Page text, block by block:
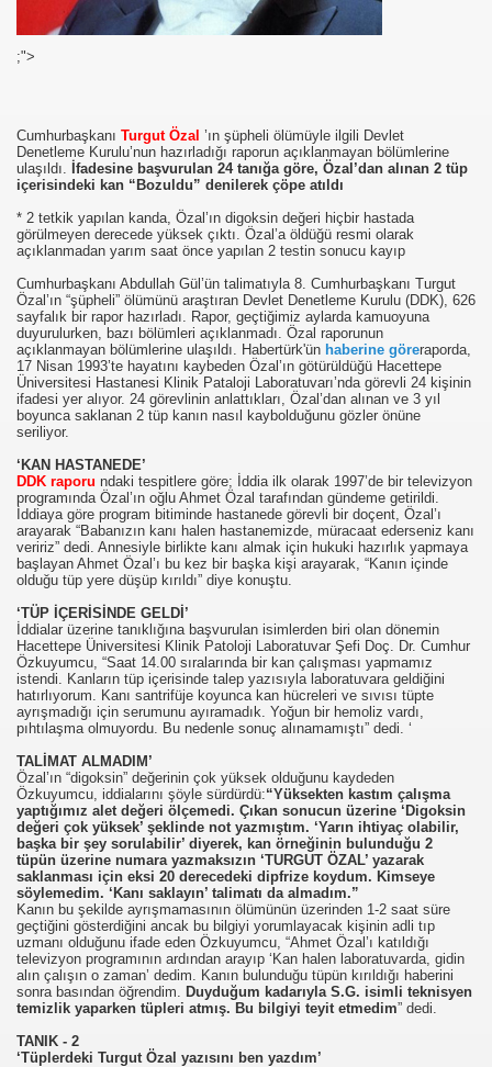
;">
Cumhurbaşkanı Turgut Özal ’ın şüpheli ölümüyle ilgili Devlet
Denetleme Kurulu’nun hazırladığı raporun açıklanmayan bölümlerine
ulaşıldı. İfadesine başvurulan 24 tanığa göre, Özal’dan alınan 2 tüp
içerisindeki kan “Bozuldu” denilerek çöpe atıldı
* 2 tetkik yapılan kanda, Özal’ın digoksin değeri hiçbir hastada
görülmeyen derecede yüksek çıktı. Özal’a öldüğü resmi olarak
açıklanmadan yarım saat önce yapılan 2 testin sonucu kayıp
Cumhurbaşkanı Abdullah Gül’ün talimatıyla 8. Cumhurbaşkanı Turgut
Özal’ın “şüpheli” ölümünü araştıran Devlet Denetleme Kurulu (DDK), 626
sayfalık bir rapor hazırladı. Rapor, geçtiğimiz aylarda kamuoyuna
duyurulurken, bazı bölümleri açıklanmadı. Özal raporunun
açıklanmayan bölümlerine ulaşıldı. Habertürk'ün haberine göreraporda,
17 Nisan 1993’te hayatını kaybeden Özal’ın götürüldüğü Hacettepe
Üniversitesi Hastanesi Klinik Pataloji Laboratuvarı’nda görevli 24 kişinin
ifadesi yer alıyor. 24 görevlinin anlattıkları, Özal’dan alınan ve 3 yıl
boyunca saklanan 2 tüp kanın nasıl kaybolduğunu gözler önüne
seriliyor.
‘KAN HASTANEDE’
DDK raporu ndaki tespitlere göre; İddia ilk olarak 1997’de bir televizyon
programında Özal’ın oğlu Ahmet Özal tarafından gündeme getirildi.
İddiaya göre program bitiminde hastanede görevli bir doçent, Özal’ı
arayarak “Babanızın kanı halen hastanemizde, müracaat ederseniz kanı
veririz” dedi. Annesiyle birlikte kanı almak için hukuki hazırlık yapmaya
başlayan Ahmet Özal’ı bu kez bir başka kişi arayarak, “Kanın içinde
olduğu tüp yere düşüp kırıldı” diye konuştu.
‘TÜP İÇERİSİNDE GELDİ’
İddialar üzerine tanıklığına başvurulan isimlerden biri olan dönemin
Hacettepe Üniversitesi Klinik Patoloji Laboratuvar Şefi Doç. Dr. Cumhur
Özkuyumcu, “Saat 14.00 sıralarında bir kan çalışması yapmamız
istendi. Kanların tüp içerisinde talep yazısıyla laboratuvara geldiğini
hatırlıyorum. Kanı santrifüje koyunca kan hücreleri ve sıvısı tüpte
ayrışmadığı için serumunu ayıramadık. Yoğun bir hemoliz vardı,
pıhtılaşma olmuyordu. Bu nedenle sonuç alınamamıştı” dedi. ‘
TALİMAT ALMADIM’
Özal’ın “digoksin” değerinin çok yüksek olduğunu kaydeden
Özkuyumcu, iddialarını şöyle sürdürdü:“Yüksekten kastım çalışma
yaptığımız alet değeri ölçemedi. Çıkan sonucun üzerine ‘Digoksin
değeri çok yüksek’ şeklinde not yazmıştım. ‘Yarın ihtiyaç olabilir,
başka bir şey sorulabilir’ diyerek, kan örneğinin bulunduğu 2
tüpün üzerine numara yazmaksızın ‘TURGUT ÖZAL’ yazarak
saklanması için eksi 20 derecedeki dipfrize koydum. Kimseye
söylemedim. ‘Kanı saklayın’ talimatı da almadım.”
Kanın bu şekilde ayrışmamasının ölümünün üzerinden 1-2 saat süre
geçtiğini gösterdiğini ancak bu bilgiyi yorumlayacak kişinin adli tıp
uzmanı olduğunu ifade eden Özkuyumcu, “Ahmet Özal’ı katıldığı
televizyon programının ardından arayıp ‘Kan halen laboratuvarda, gidin
alın çalışın o zaman’ dedim. Kanın bulunduğu tüpün kırıldığı haberini
sonra basından öğrendim. Duyduğum kadarıyla S.G. isimli teknisyen
temizlik yaparken tüpleri atmış. Bu bilgiyi teyit etmedim” dedi.
TANIK - 2
‘Tüplerdeki Turgut Özal yazısını ben yazdım’
DUYURUSU
DUYURUSU